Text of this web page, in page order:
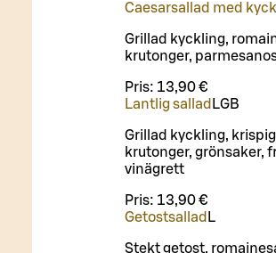
Caesarsallad med
Grillad kyckling,
krutonger,
Pris: 13,90 €
Lantlig sallad LGB
Grillad kyckling,
krutonger, grönsaker,
vinägrett
Pris: 13,90 €
Getostsallad L
Stekt getost,